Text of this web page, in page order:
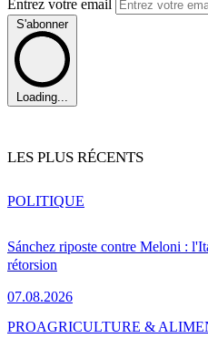
Entrez votre email
S'abonner
Loading...
LES PLUS RÉCENTS
Sánchez riposte contre Meloni :
rétorsion
07.08.2026
POLITIQUE
PROAGRICULTURE &